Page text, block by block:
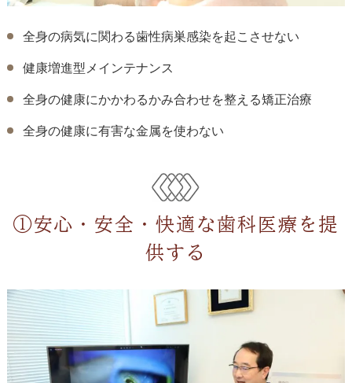
全身の病気に関わる歯性病巣感染を起こさせない
健康増進型メインテナンス
全身の健康にかかわるかみ合わせを整える矯正治療
全身の健康に有害な金属を使わない
①安心・安全・快適な歯科医療を提
供する